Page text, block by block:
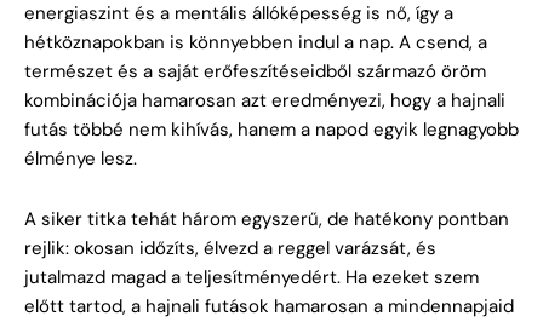
energiaszint és a mentális állóképesség is nő, így a
hétköznapokban is könnyebben indul a nap. A csend, a
természet és a saját erőfeszítéseidből származó öröm
kombinációja hamarosan azt eredményezi, hogy a hajnali
futás többé nem kihívás, hanem a napod egyik legnagyobb
élménye lesz.
A siker titka tehát három egyszerű, de hatékony pontban
rejlik: okosan időzíts, élvezd a reggel varázsát, és
jutalmazd magad a teljesítményedért. Ha ezeket szem
előtt tartod, a hajnali futások hamarosan a mindennapjaid